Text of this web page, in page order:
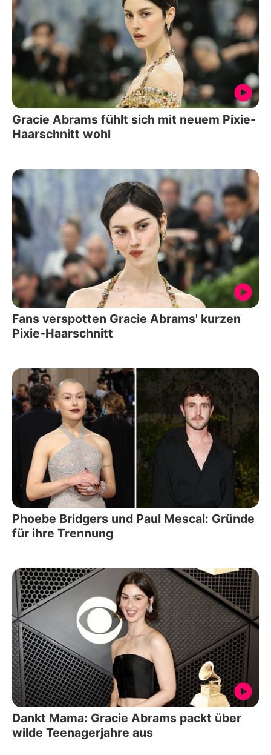
Gracie Abrams fühlt sich mit neuem Pixie-
Haarschnitt wohl
Fans verspotten Gracie Abrams' kurzen
Pixie-Haarschnitt
Phoebe Bridgers und Paul Mescal: Gründe
für ihre Trennung
Dankt Mama: Gracie Abrams packt über
wilde Teenagerjahre aus